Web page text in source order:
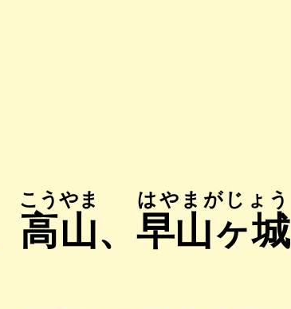
高山
こうやま
、 早山ヶ城
はやまがじょう